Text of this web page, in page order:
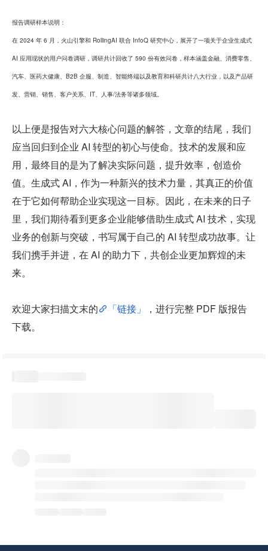
报告调研样本说明：
在 2024 年 6 月，火山引擎和 RollingAI 联合 InfoQ 研究中心，展开了一项关于企业生成式
AI 应用现状的用户问卷调研，调研共计回收了 590 份有效问卷，样本涵盖金融、消费零售、
汽车、医药大健康、B2B 企服、制造、智能终端以及教育和科研共计八大行业，以及产品研
发、营销、销售、客户关系、IT、人事/法务等诸多领域。
以上便是报告对六大核心问题的解答，文章的结尾，我们
应当回归到企业 AI 转型的初心与使命。技术的发展和应
用，最终目的是为了解决实际问题，提升效率，创造价
值。生成式 AI，作为一种新兴的技术力量，其真正的价值
在于它如何帮助企业实现这一目标。因此，在未来的日子
里，我们期待看到更多企业能够借助生成式 AI 技术，实现
业务的创新与突破，书写属于自己的 AI 转型成功故事。让
我们携手并进，在 AI 的助力下，共创企业更加辉煌的未
来。
欢迎大家扫描文末的 「链接」
，进行完整 PDF 版报告
下载。